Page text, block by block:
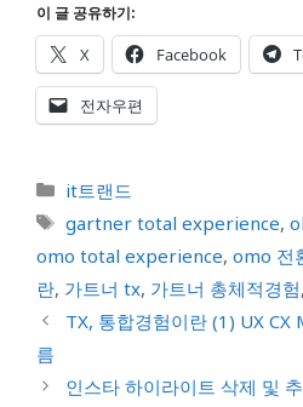
이 글 공유하기:
X Facebook
전자우편
카
고
리
it트랜드
태
gartner total experience,
omo total experience, omo 전
란, 가트너 tx, 가트너 총체적경험,
TX, 통합경험이란 (1) UX CX
름
인스타 하이라이트 삭제 및